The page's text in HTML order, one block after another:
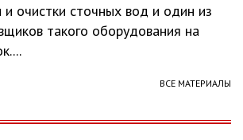
и очистки сточных вод и один из
такого оборудования на
ВСЕ МАТЕРИАЛЫ